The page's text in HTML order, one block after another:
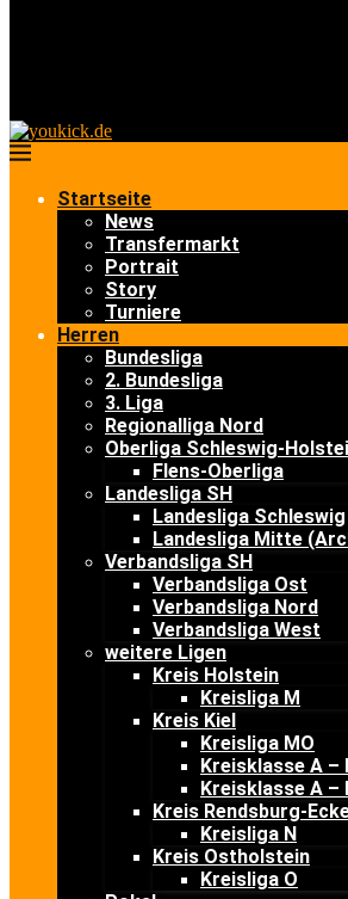
Startseite
News
Transfermarkt
Portrait
Story
Turniere
Herren
Bundesliga
2. Bundesliga
3. Liga
Regionalliga Nord
Oberliga Schleswig-
Flens-Oberliga
Landesliga SH
Landesliga Schleswig
Landesliga Mitte
Verbandsliga SH
Verbandsliga Ost
Verbandsliga Nord
Verbandsliga West
weitere Ligen
Kreis Holstein
Kreisliga M
Kreis Kiel
Kreisliga MO
Kreisklasse A –
Kreisklasse A –
Kreis Rendsburg-
Kreisliga N
Kreis Ostholstein
Kreisliga O